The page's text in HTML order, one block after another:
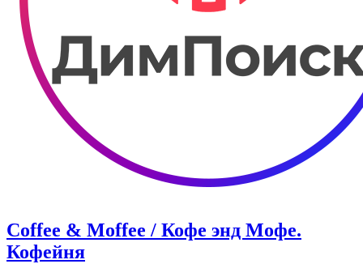
Coffee & Moffee / Кофе энд Мофе.
Кофейня